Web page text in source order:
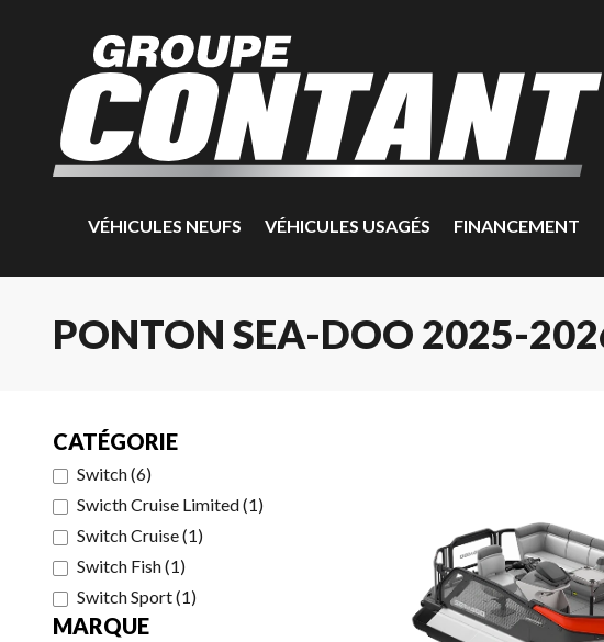
VÉHICULES NEUFS VÉHICULES USAGÉS FINANCEMENT
PONTON SEA-DOO 2025-
CATÉGORIE
Switch(6)
Swicth Cruise Limited(1)
Switch Cruise(1)
Switch Fish(1)
Switch Sport(1)
MARQUE